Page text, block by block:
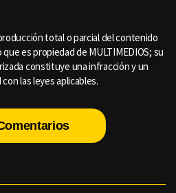
total o parcial del contenido
es propiedad de MULTIMEDIOS; su
constituye una infracción y un
las leyes aplicables.